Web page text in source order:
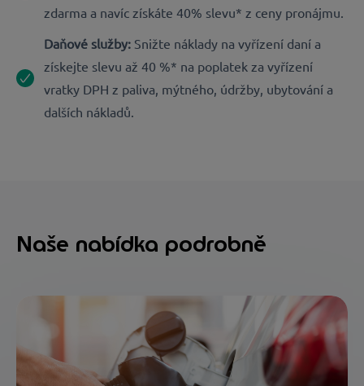
zdarma a navíc získáte 40% slevu* z ceny pronájmu.
Daňové služby: Snižte náklady na vyřízení daní a
získejte slevu až 40 %* na poplatek za vyřízení
vratky DPH z paliva, mýtného, údržby, ubytování a
dalších nákladů.
Naše nabídka podrobně